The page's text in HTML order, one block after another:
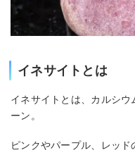
イネサイトとは
イネサイトとは、カルシ
ーン。
ピンクやパープル、レッ